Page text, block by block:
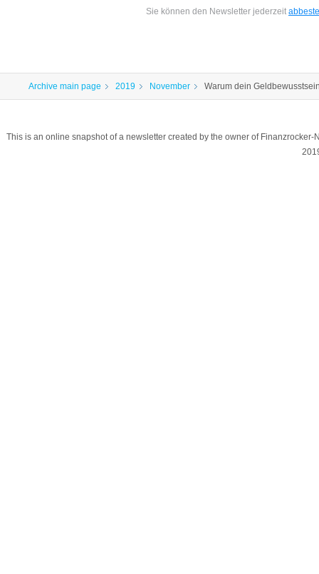
Sie können den Newsletter jederzeit
Archive main page 2019 November Warum dein
This is an online snapshot of a newsletter created by the owner of